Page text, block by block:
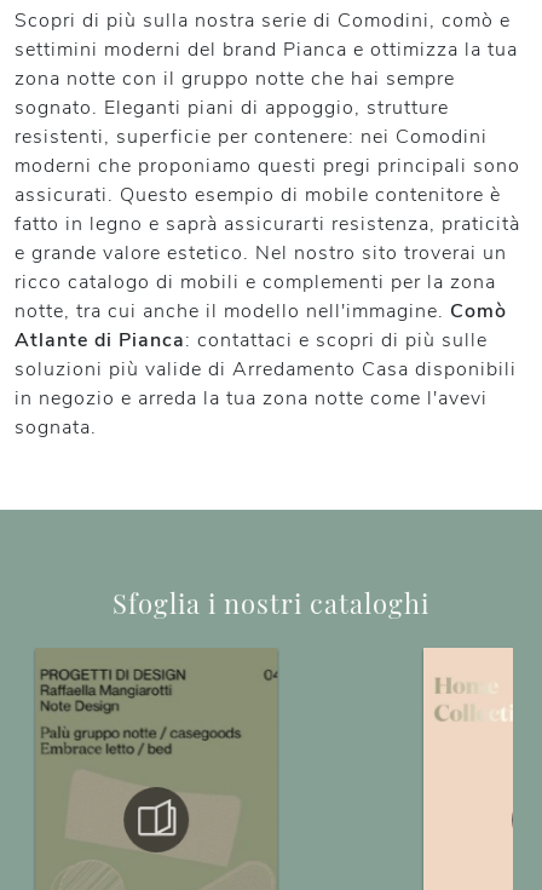
Scopri di più sulla nostra serie di Comodini, comò e
settimini moderni del brand Pianca e ottimizza la tua
zona notte con il gruppo notte che hai sempre
sognato. Eleganti piani di appoggio, strutture
resistenti, superficie per contenere: nei Comodini
moderni che proponiamo questi pregi principali sono
assicurati. Questo esempio di mobile contenitore è
fatto in legno e saprà assicurarti resistenza, praticità
e grande valore estetico. Nel nostro sito troverai un
ricco catalogo di mobili e complementi per la zona
notte, tra cui anche il modello nell'immagine. Comò
Atlante di Pianca: contattaci e scopri di più sulle
soluzioni più valide di Arredamento Casa disponibili
in negozio e arreda la tua zona notte come l'avevi
sognata.
Sfoglia i nostri cataloghi